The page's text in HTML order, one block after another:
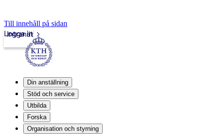
Till innehåll på sidan
Intranät
Logga in
Din anställning
Stöd och service
Utbilda
Forska
Organisation och styrning